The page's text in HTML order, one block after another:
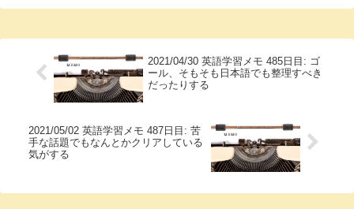
2021/04/30 英語学習メモ 485日目: ゴ
ール、そもそも日本語でも整理すべき
だったりする
2021/05/02 英語学習メモ 487日目: 苦
手な話題でもなんとかクリアしている
気がする